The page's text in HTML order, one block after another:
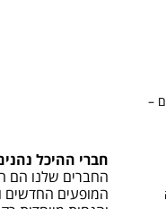
–
חברי ההיכל
החברים שלנו הם
המופעים החדשים